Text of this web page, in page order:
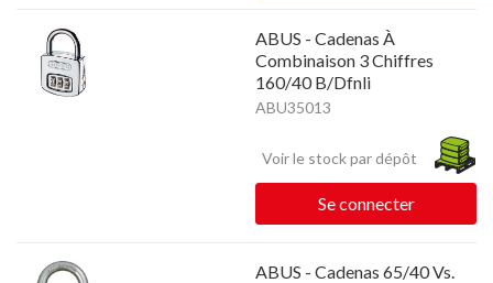
ABUS - Cadenas À
Combinaison 3 Chiffres
160/40 B/Dfnli
ABU35013
Voir le stock par dépôt
Se connecter
ABUS - Cadenas 65/40 Vs.